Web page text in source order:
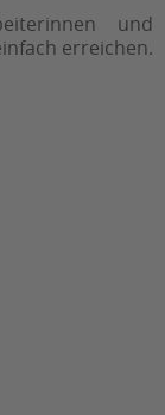
und
erreichen.